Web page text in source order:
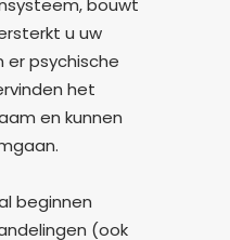
bouwt
u uw
er psychische
het
en kunnen
beginnen
(ook